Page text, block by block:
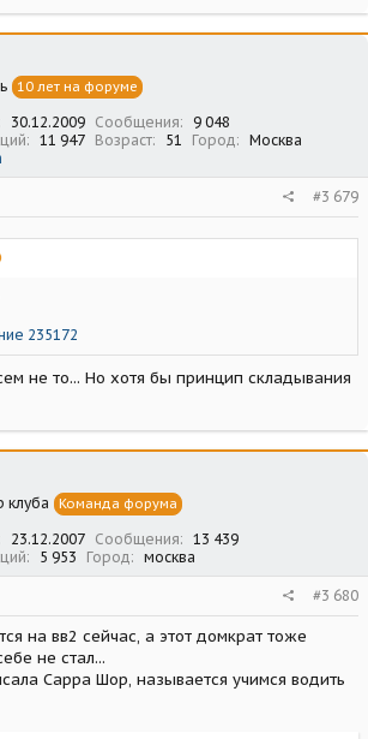
10 лет на форуме
30.12.2009 Сообщения
9 048
11 947 Возраст 51 Город
Москва
#3 679
235172
не то... Но хотя бы принцип складывания
клуба Команда форума
23.12.2007 Сообщения
13 439
5 953 Город москва
#3 680
на вв2 сейчас, а этот домкрат тоже
не стал...
Сарра Шор, называется учимся водить